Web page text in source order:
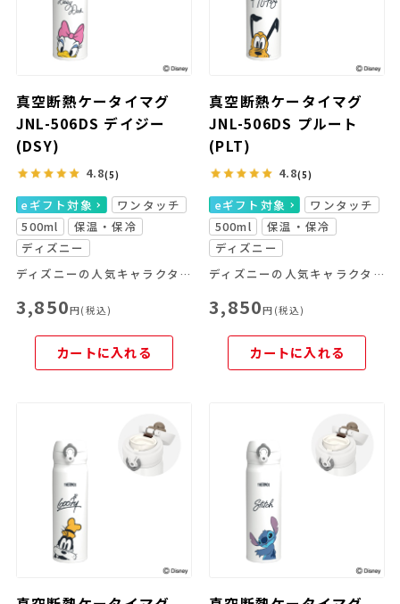
真空断熱ケータイマグ
JNL-506DS デイジー
(DSY)
4.8(5)
eギフト対象
ワンタッチ
500ml
保温・保冷
ディズニー
ディズニーの人気キャラクターを大胆にプリント。デザインのアクセントにエンボス加工をプラスした、特別な1本です。
3,850円(税込)
カートに入れる
真空断熱ケータイマグ
JNL-506DS プルート
(PLT)
4.8(5)
eギフト対象
ワンタッチ
500ml
保温・保冷
ディズニー
ディズニーの人気キャラクターを大胆にプリント。デザインのアクセントにエンボス加工をプラスした、特別な1本です。
3,850円(税込)
カートに入れる